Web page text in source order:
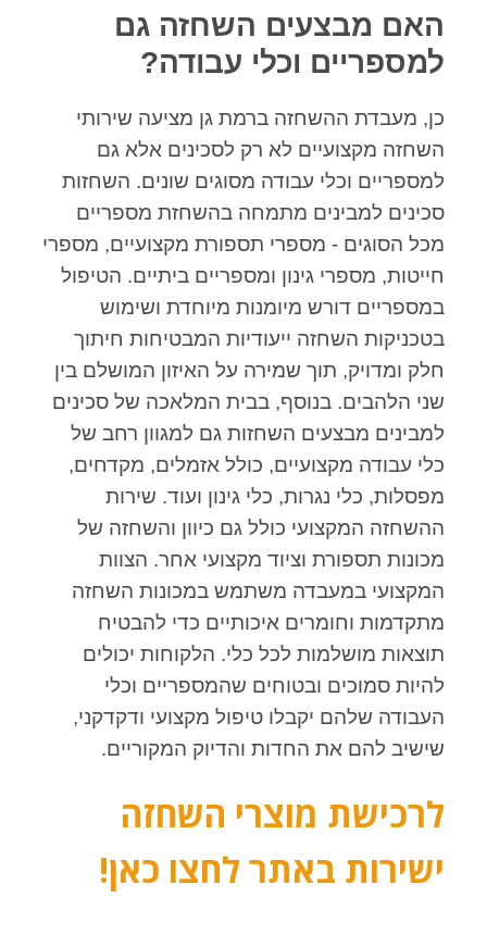
האם מבצעים השחזה גם
למספריים וכלי עבודה?
כן, מעבדת ההשחזה ברמת גן מציעה שירותי
השחזה מקצועיים לא רק לסכינים אלא גם
למספריים וכלי עבודה מסוגים שונים. השחזות
סכינים למבינים מתמחה בהשחזת מספריים
מכל הסוגים - מספרי תספורת מקצועיים, מספרי
חייטות, מספרי גינון ומספריים ביתיים. הטיפול
במספריים דורש מיומנות מיוחדת ושימוש
בטכניקות השחזה ייעודיות המבטיחות חיתוך
חלק ומדויק, תוך שמירה על האיזון המושלם בין
שני הלהבים. בנוסף, בבית המלאכה של סכינים
למבינים מבצעים השחזות גם למגוון רחב של
כלי עבודה מקצועיים, כולל אזמלים, מקדחים,
מפסלות, כלי נגרות, כלי גינון ועוד. שירות
ההשחזה המקצועי כולל גם כיוון והשחזה של
מכונות תספורת וציוד מקצועי אחר. הצוות
המקצועי במעבדה משתמש במכונות השחזה
מתקדמות וחומרים איכותיים כדי להבטיח
תוצאות מושלמות לכל כלי. הלקוחות יכולים
להיות סמוכים ובטוחים שהמספריים וכלי
העבודה שלהם יקבלו טיפול מקצועי ודקדקני,
שישיב להם את החדות והדיוק המקוריים.
לרכישת מוצרי השחזה
ישירות באתר לחצו כאן!